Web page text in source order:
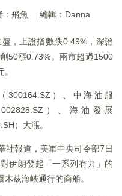
：飛魚 編輯：Danna
，上證指數跌0.49%，深證
50漲0.73%。兩市超過1500
）、中海油服
）、海油發展
）大漲。
社報道，美軍中央司令部7日
伊朗發起「一系列有力」的
茲海峽通行的商船。